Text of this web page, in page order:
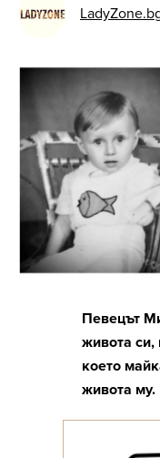
Певецът
живота си,
което
живота му.